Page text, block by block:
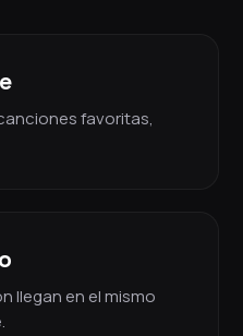
favoritas,
llegan en el mismo